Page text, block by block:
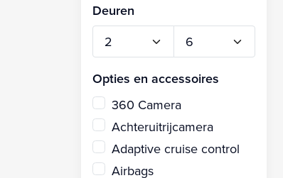
Deuren
Opties en accessoires
360 Camera
Achteruitrijcamera
Adaptive cruise control
Airbags